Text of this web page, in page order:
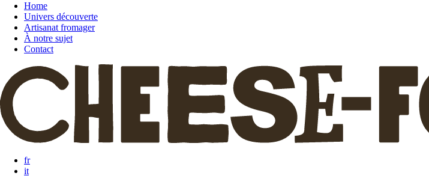
Home
Univers découverte
Artisanat fromager
À notre sujet
Contact
fr
it